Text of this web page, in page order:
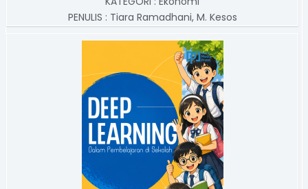
PENULIS : Tiara Ramadhani, M. Kesos